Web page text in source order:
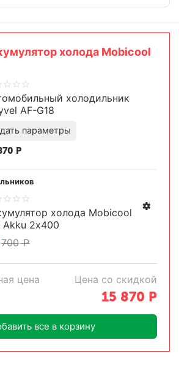
холода Mobicool
холодильник
AF-G18
Задать параметры
Р
холода Mobicool
Akku 2х400
700 Р
цена
Цена со скидкой
15 870 Р
все в корзину